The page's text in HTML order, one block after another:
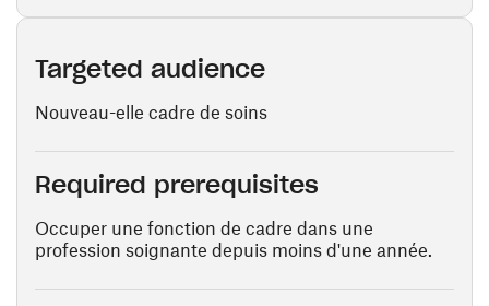
Targeted audience
Nouveau-elle cadre de soins
Required prerequisites
Occuper une fonction de cadre dans une
profession soignante depuis moins d'une année.